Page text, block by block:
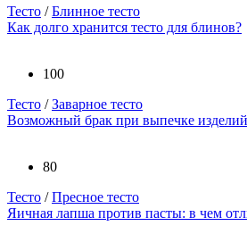
Тесто /Блинное тесто
Как долго хранится тесто для блинов?
100
Тесто /Заварное тесто
Возможный брак при выпечке изделий
80
Тесто /Пресное тесто
Яичная лапша против пасты: в чем